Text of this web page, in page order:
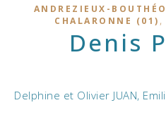
ANDREZIEUX-
CHALARONNE (01) ,
Denis
Delphine et Olivier JUAN,